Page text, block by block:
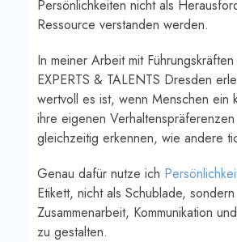
Persönlichkeiten nicht als
Ressource verstanden werden.
In meiner Arbeit mit
EXPERTS & TALENTS Dresden
wertvoll es ist, wenn Menschen ein
ihre eigenen
gleichzeitig erkennen, wie andere
Genau dafür nutze ich
Etikett, nicht als Schublade,
Zusammenarbeit, Kommunikation
zu gestalten.